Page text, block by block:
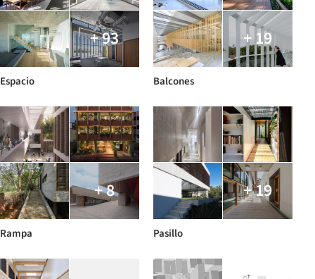
+ 93
Espacio
+ 19
Balcones
+ 8
Rampa
+ 19
Pasillo